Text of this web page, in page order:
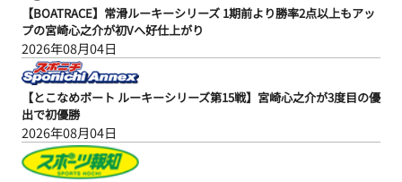
【BOATRACE】常滑ルーキーシリーズ 1期前より勝率2点以上もアッ
プの宮崎心之介が初Vへ好仕上がり
2026年08月04日
【とこなめボート ルーキーシリーズ第15戦】宮崎心之介が3度目の優
出で初優勝
2026年08月04日